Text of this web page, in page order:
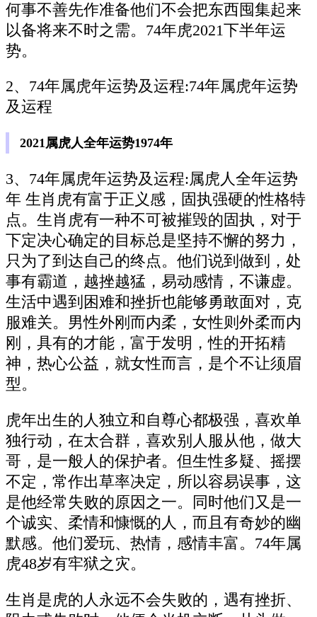
何事不善先作准备他们不会把东西囤集起来
以备将来不时之需。74年虎2021下半年运
势。
2、74年属虎年运势及运程:74年属虎年运势
及运程
2021属虎人全年运势1974年
3、74年属虎年运势及运程:属虎人全年运势
年 生肖虎有富于正义感，固执强硬的性格特
点。生肖虎有一种不可被摧毁的固执，对于
下定决心确定的目标总是坚持不懈的努力，
只为了到达自己的终点。他们说到做到，处
事有霸道，越挫越猛，易动感情，不谦虚。
生活中遇到困难和挫折也能够勇敢面对，克
服难关。男性外刚而内柔，女性则外柔而内
刚，具有的才能，富于发明，性的开拓精
神，热心公益，就女性而言，是个不让须眉
型。
虎年出生的人独立和自尊心都极强，喜欢单
独行动，在太合群，喜欢别人服从他，做大
哥，是一般人的保护者。但生性多疑、摇摆
不定，常作出草率决定，所以容易误事，这
是他经常失败的原因之一。同时他们又是一
个诚实、柔情和慷慨的人，而且有奇妙的幽
默感。他们爱玩、热情，感情丰富。74年属
虎48岁有牢狱之灾。
生肖是虎的人永远不会失败的，遇有挫折、